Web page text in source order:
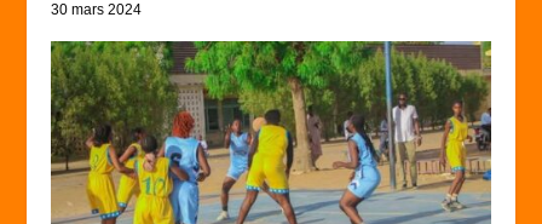
30 mars 2024